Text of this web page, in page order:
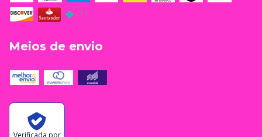
Meios de envio